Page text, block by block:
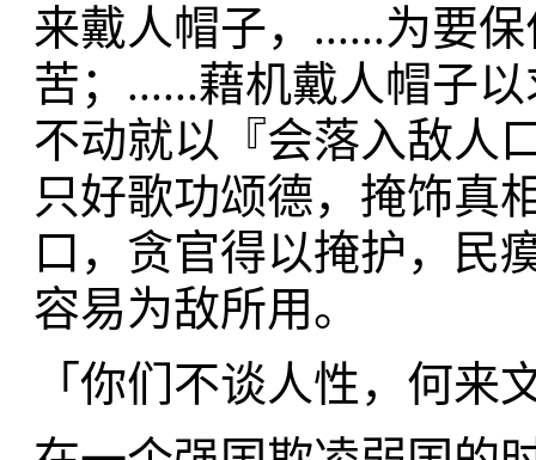
来戴人帽子，......为要
苦；......藉机戴人帽子
不动就以『会落入敌人
只好歌功颂德，掩饰真
口，贪官得以掩护，民
容易为敌所用。
「你们不谈人性，何来